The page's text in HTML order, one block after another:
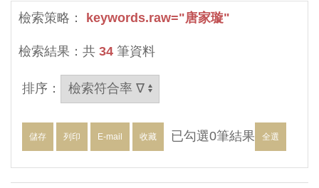
檢索策略： keywords.raw="唐家璇"
檢索結果：共 34 筆資料
排序：
儲存 列印 E-mail 收藏 已勾選0筆結果 全選